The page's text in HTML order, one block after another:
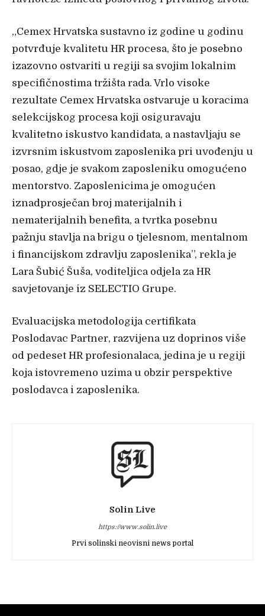
„Cemex Hrvatska sustavno iz godine u godinu
potvrđuje kvalitetu HR procesa, što je posebno
izazovno ostvariti u regiji sa svojim lokalnim
specifičnostima tržišta rada. Vrlo visoke
rezultate Cemex Hrvatska ostvaruje u koracima
selekcijskog procesa koji osiguravaju
kvalitetno iskustvo kandidata, a nastavljaju se
izvrsnim iskustvom zaposlenika pri uvođenju u
posao, gdje je svakom zaposleniku omogućeno
mentorstvo. Zaposlenicima je omogućen
iznadprosječan broj materijalnih i
nematerijalnih benefita, a tvrtka posebnu
pažnju stavlja na brigu o tjelesnom, mentalnom
i financijskom zdravlju zaposlenika”, rekla je
Lara Šubić Šuša, voditeljica odjela za HR
savjetovanje iz SELECTIO Grupe.
Evaluacijska metodologija certifikata
Poslodavac Partner, razvijena uz doprinos više
od pedeset HR profesionalaca, jedina je u regiji
koja istovremeno uzima u obzir perspektive
poslodavca i zaposlenika.
Solin Live
https://www.solin.live
Prvi solinski neovisni news portal